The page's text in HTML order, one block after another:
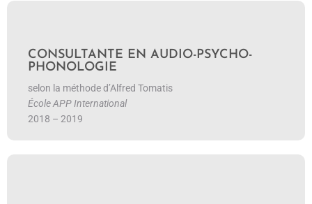
CONSULTANTE EN AUDIO-PSYCHO-
PHONOLOGIE
selon la méthode d’Alfred Tomatis
École APP International
2018 – 2019